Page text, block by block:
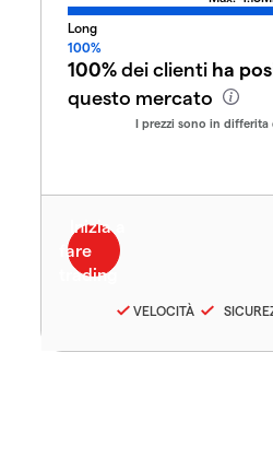
Long
100%
100%dei clienti ha
questo mercato
I prezzi sono in differita
VELOCITÀ